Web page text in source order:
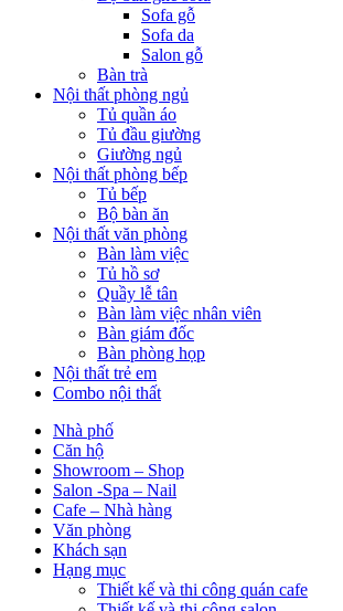
Sofa gỗ
Sofa da
Salon gỗ
Bàn trà
Nội thất phòng ngủ
Tủ quần áo
Tủ đầu giường
Giường ngủ
Nội thất phòng bếp
Tủ bếp
Bộ bàn ăn
Nội thất văn phòng
Bàn làm việc
Tủ hồ sơ
Quầy lễ tân
Bàn làm việc nhân viên
Bàn giám đốc
Bàn phòng họp
Nội thất trẻ em
Combo nội thất
Nhà phố
Căn hộ
Showroom – Shop
Salon -Spa – Nail
Cafe – Nhà hàng
Văn phòng
Khách sạn
Hạng mục
Thiết kế và thi công quán cafe